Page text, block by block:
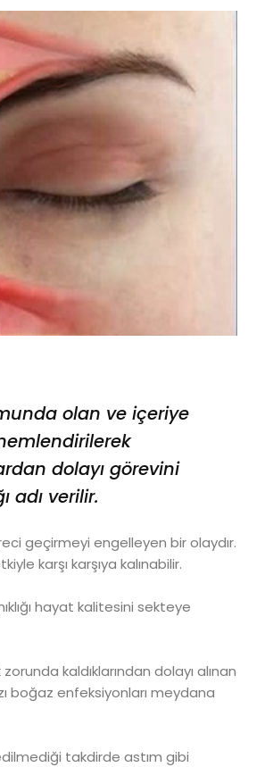
olan ve içeriye
dolayı görevini
adı verilir.
geçirmeyi engelleyen bir olaydır.
karşı karşıya kalınabilir.
hayat kalitesini sekteye
kaldıklarından dolayı alınan
boğaz enfeksiyonları meydana
takdirde astım gibi